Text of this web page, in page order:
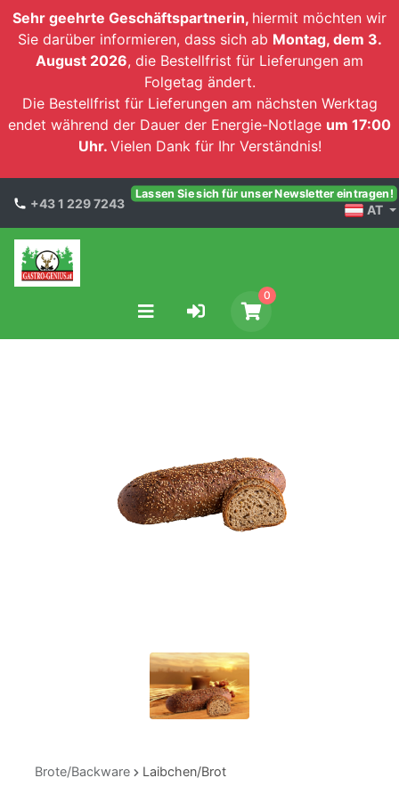
Sehr geehrte Geschäftspartnerin, hiermit möchten wir
Sie darüber informieren, dass sich ab Montag, dem 3.
August 2026, die Bestellfrist für Lieferungen am
Folgetag ändert.
Die Bestellfrist für Lieferungen am nächsten Werktag
endet während der Dauer der Energie-Notlage um 17:00
Uhr. Vielen Dank für Ihr Verständnis!
+43 1 229 7243
Lassen Sie sich für unser Newsletter eintragen!
AT
0
Brote/Backware Laibchen/Brot